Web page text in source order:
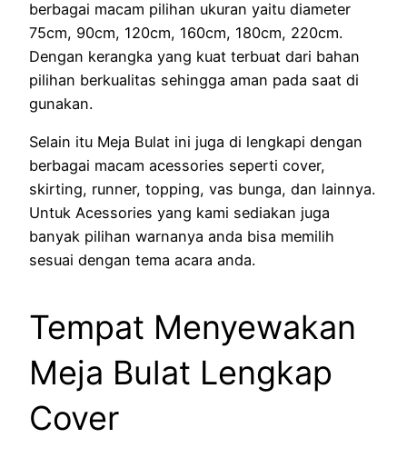
berbagai macam pilihan ukuran yaitu diameter
75cm, 90cm, 120cm, 160cm, 180cm, 220cm.
Dengan kerangka yang kuat terbuat dari bahan
pilihan berkualitas sehingga aman pada saat di
gunakan.
Selain itu Meja Bulat ini juga di lengkapi dengan
berbagai macam acessories seperti cover,
skirting, runner, topping, vas bunga, dan lainnya.
Untuk Acessories yang kami sediakan juga
banyak pilihan warnanya anda bisa memilih
sesuai dengan tema acara anda.
Tempat Menyewakan
Meja Bulat Lengkap
Cover